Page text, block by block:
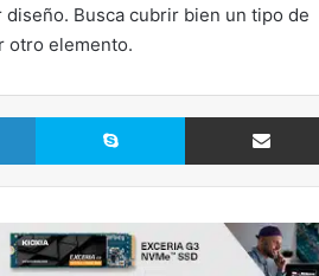
diseño. Busca cubrir bien un tipo de
otro elemento.
LinkedIn Skype